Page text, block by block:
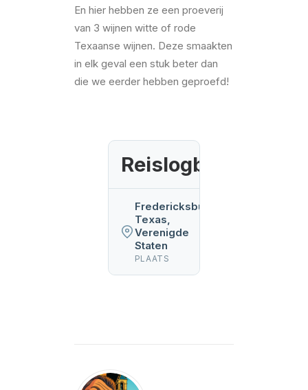
En hier hebben ze een proeverij
van 3 wijnen witte of rode
Texaanse wijnen. Deze smaakten
in elk geval een stuk beter dan
die we eerder hebben geproefd!
Reislogboek
Fredericksburg,
Texas,
Verenigde
Staten
PLAATS